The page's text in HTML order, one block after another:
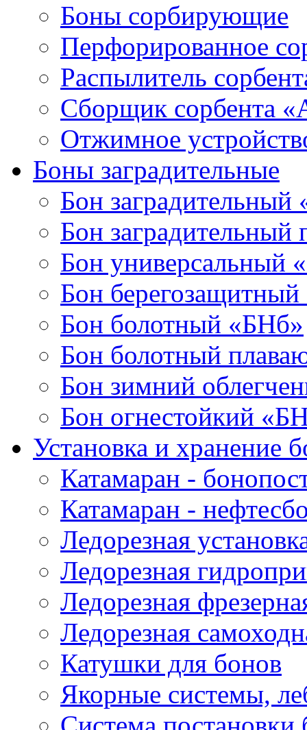
Боны сорбирующие
Перфорированное
Распылитель
Сборщик сорбента
Отжимное
Боны заградительные
Бон заградительный
Бон
Бон универсальный
Бон
Бон болотный «БНб»
Бон болотный
Бон зимний
Бон огнестойкий
Установка и хранение
Катамаран -
Катамаран -
Ледорезная
Ледорезная
Ледорезная
Ледорезная
Катушки для бонов
Якорные системы,